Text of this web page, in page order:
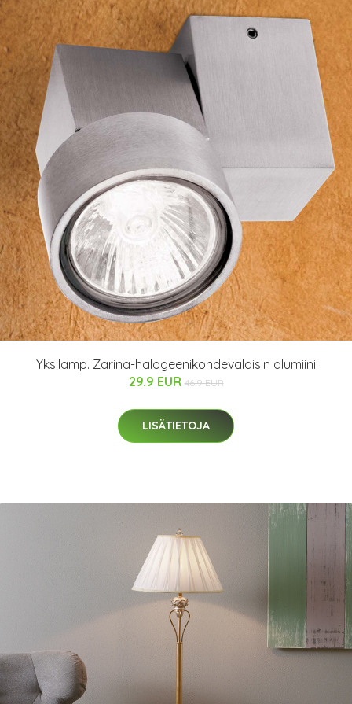
Yksilamp. Zarina-halogeenikohdevalaisin alumiini
29.9 EUR 46.9 EUR
LISÄTIETOJA